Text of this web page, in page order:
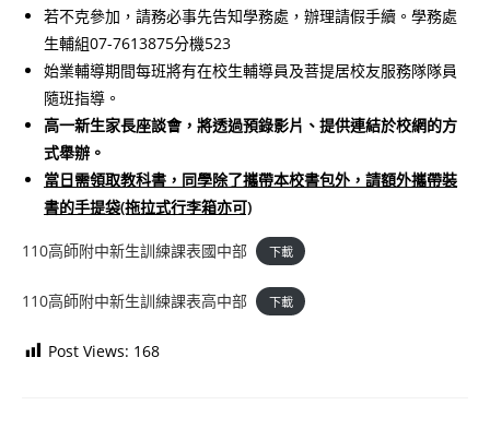
若不克參加，請務必事先告知學務處，辦理請假手續。學務處
生輔組07-7613875分機523
始業輔導期間每班將有在校生輔導員及菩提居校友服務隊隊員
隨班指導。
高一新生家長座談會，將透過預錄影片、提供連結於校網的方
式舉辦。
當日需領取教科書，同學除了攜帶本校書包外，請額外攜帶裝
書的手提袋(拖拉式行李箱亦可)
110高師附中新生訓練課表國中部 下載
110高師附中新生訓練課表高中部 下載
Post Views: 168